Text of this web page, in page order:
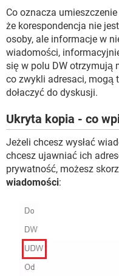
Co oznacza
że korespondencja nie
osoby, ale informacje w
wiadomości,
się w polu DW otrzymują
co zwykli adresaci, mogą
dołaczyć do dyskusji.
Ukryta kopia - co
Jeżeli chcesz wysłać
chcesz ujawniać ich
prywatność, możesz
wiadomości: